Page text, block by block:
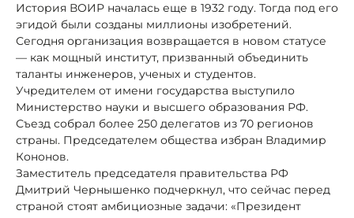
История ВОИР началась еще в 1932 году. Тогда под его
эгидой были созданы миллионы изобретений.
Сегодня организация возвращается в новом статусе
— как мощный институт, призванный объединить
таланты инженеров, ученых и студентов.
Учредителем от имени государства выступило
Министерство науки и высшего образования РФ.
Съезд собрал более 250 делегатов из 70 регионов
страны. Председателем общества избран Владимир
Кононов.
Заместитель председателя правительства РФ
Дмитрий Чернышенко подчеркнул, что сейчас перед
страной стоят амбициозные задачи: «Президент